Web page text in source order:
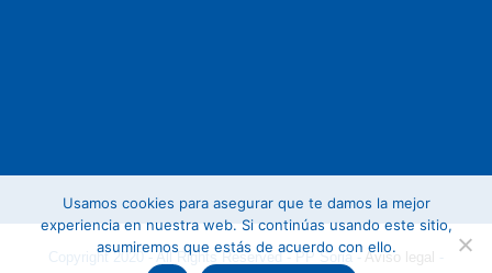
Copyright 2020 - All Rights Reserved - PP Soria - Aviso legal -
Usamos cookies para asegurar que te damos la mejor
experiencia en nuestra web. Si continúas usando este sitio,
asumiremos que estás de acuerdo con ello.